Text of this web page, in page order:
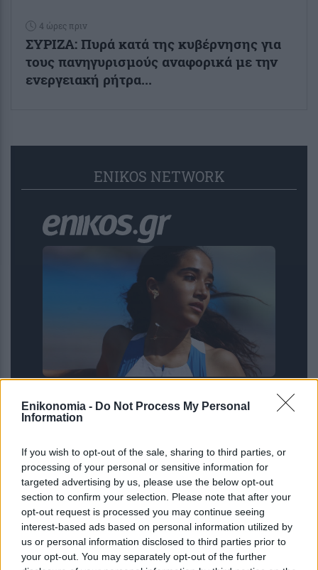
Enikonomia - Do Not Process My Personal
Information
If you wish to opt-out of the sale, sharing to third parties, or
processing of your personal or sensitive information for
targeted advertising by us, please use the below opt-out
section to confirm your selection. Please note that after your
opt-out request is processed you may continue seeing
interest-based ads based on personal information utilized by
us or personal information disclosed to third parties prior to
your opt-out. You may separately opt-out of the further
4 ώρες πριν
ΣΥΡΙΖΑ: Πυρά κατά της κυβέρνησης για
τους πανηγυρισμούς αναφορικά με την
ενεργειακή ρήτρα...
ENIKOS NETWORK
Παγκόσμιο Κ20: Πανελλήνιο ρεκόρ η
Δανάη Μπακογιάννη στα 100 μ.
Μητροπούλου στο μήκος